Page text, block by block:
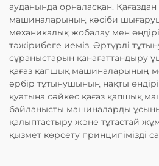
ауданында орналасқан.
машиналарының кәсіби
механикалық жобалау мен
тәжірибеге иеміз. Әртүрлі
сұраныстарын қанағаттандыру
қағаз қапшық машиналарының
әрбір тұтынушының нақты
қуатына сәйкес қағаз қапшық
байланысты машиналарды
қалыптастыру және тұтастай
қызмет көрсету принципімізді